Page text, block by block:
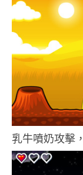
乳牛噴奶攻擊